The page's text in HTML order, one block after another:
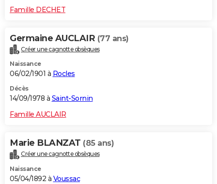
Famille DECHET
Germaine AUCLAIR (77 ans)
Créer une cagnotte obsèques
Naissance
06/02/1901 à Rocles
Décès
14/09/1978 à Saint-Sornin
Famille AUCLAIR
Marie BLANZAT (85 ans)
Créer une cagnotte obsèques
Naissance
05/04/1892 à Voussac